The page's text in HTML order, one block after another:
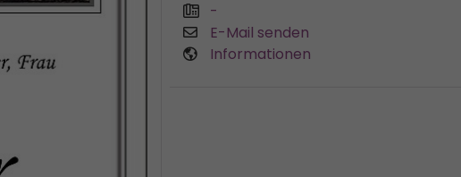
-
E-Mail senden
Informationen